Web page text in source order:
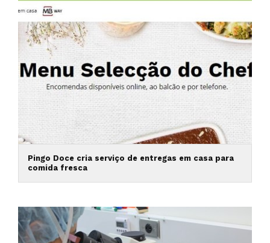
Pingo Doce cria serviço de entregas em casa para
comida fresca